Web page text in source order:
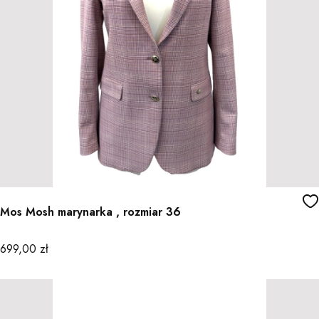
Mos Mosh marynarka , rozmiar 36
Cena
699,00 zł